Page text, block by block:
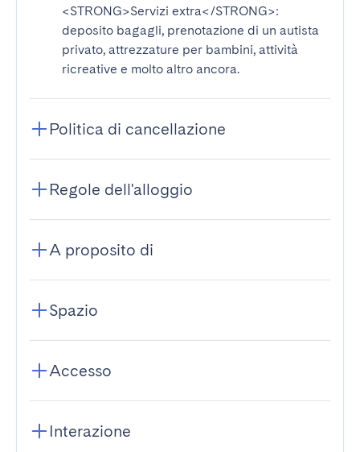
<STRONG>Servizi extra</STRONG>:
deposito bagagli, prenotazione di un autista
privato, attrezzature per bambini, attività
ricreative e molto altro ancora.
Politica di cancellazione
Regole dell'alloggio
A proposito di
Spazio
Accesso
Interazione